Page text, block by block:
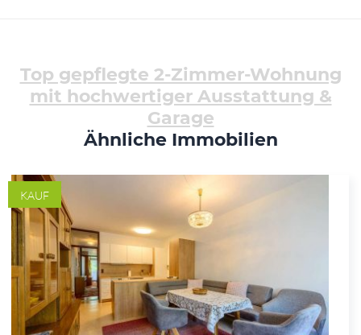
Top gepflegte 2-Zimmer-Wohnung
mit hochwertiger Ausstattung &
Garage
Ähnliche Immobilien
KAUF